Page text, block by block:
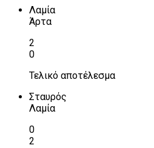
Λαμία
Άρτα
2
0
Τελικό αποτέλεσμα
Σταυρός
Λαμία
0
2